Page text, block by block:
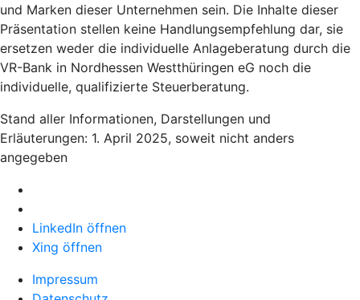
und Marken dieser Unternehmen sein. Die Inhalte dieser
Präsentation stellen keine Handlungsempfehlung dar, sie
ersetzen weder die individuelle Anlageberatung durch die
VR-Bank in Nordhessen Westthüringen eG noch die
individuelle, qualifizierte Steuerberatung.
Stand aller Informationen, Darstellungen und
Erläuterungen: 1. April 2025, soweit nicht anders
angegeben
LinkedIn öffnen
Xing öffnen
Impressum